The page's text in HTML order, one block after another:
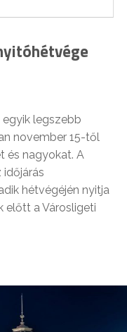
legszebb
november 15-től
és nagyokat. A
hétvégéjén nyitja
előtt a Városligeti